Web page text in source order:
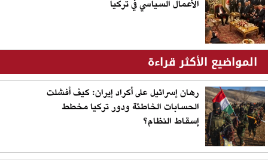
الأعمال السياسي في تركيا
المواضيع الأكثر قراءة
رهان إسرائيل على أكراد إيران: كيف أفشلت
الحسابات الخاطئة ودور تركيا مخطط
إسقاط النظام؟